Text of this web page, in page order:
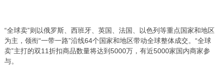
“全球卖”则以俄罗斯、西班牙、英国、法国、以色列等重点国家和地区
为主，领衔“一带一路”沿线64个国家和地区带动全球整体成交。“全球
卖”主打的双11折扣商品数量将达到5000万，有近5000家国内商家参
与。